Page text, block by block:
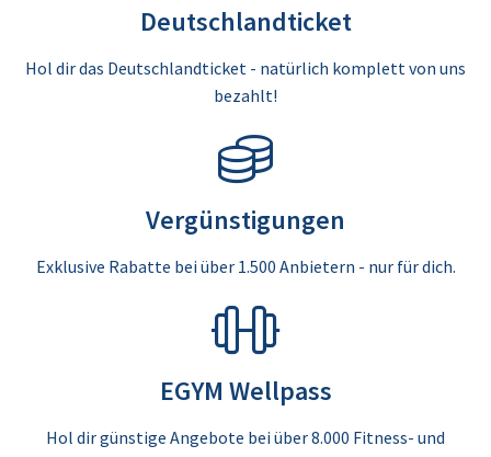
Deutschlandticket
Hol dir das Deutschlandticket - natürlich komplett von uns
bezahlt!
Vergünstigungen
Exklusive Rabatte bei über 1.500 Anbietern - nur für dich.
EGYM Wellpass
Hol dir günstige Angebote bei über 8.000 Fitness- und